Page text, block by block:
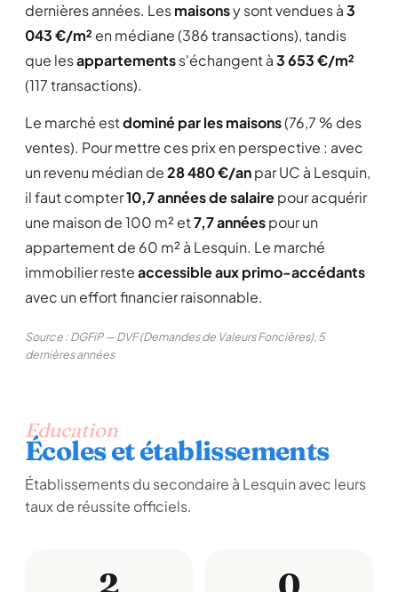
dernières années. Lesmaisonsy sont vendues à3
043 €/m² en médiane (386 transactions), tandis
que lesappartementss'échangent à3 653 €/m²
(117 transactions).
Le marché estdominé par les maisons(76,7 % des
ventes). Pour mettre ces prix en perspective : avec
un revenu médian de28 480 €/anpar UC à Lesquin,
il faut compter10,7 années de salairepour acquérir
une maison de 100 m² et7,7 annéespour un
appartement de 60 m² à Lesquin. Le marché
immobilier resteaccessible aux primo-accédants
avec un effort financier raisonnable.
Source : DGFiP — DVF (Demandes de Valeurs Foncières), 5
dernières années
Education
Écoles et établissements
Établissements du secondaire à Lesquin avec leurs
taux de réussite officiels.